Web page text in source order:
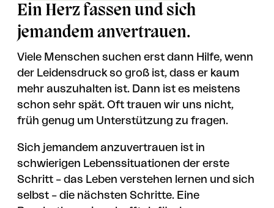
Ein Herz fassen und sich
jemandem anvertrauen.
Viele Menschen suchen erst dann Hilfe, wenn
der Leidensdruck so groß ist, dass er kaum
mehr auszuhalten ist. Dann ist es meistens
schon sehr spät. Oft trauen wir uns nicht,
früh genug um Unterstützung zu fragen.
Sich jemandem anzuvertrauen ist in
schwierigen Lebenssituationen der erste
Schritt – das Leben verstehen lernen und sich
selbst – die nächsten Schritte. Eine